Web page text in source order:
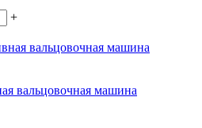
+
вальцовочная машина